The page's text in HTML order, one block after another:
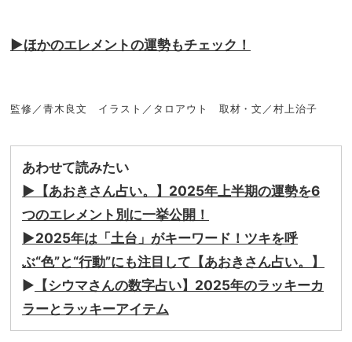
▶︎ほかのエレメントの運勢もチェック！
監修／青木良文 イラスト／タロアウト 取材・文／村上治子
あわせて読みたい
▶︎【あおきさん占い。】2025年上半期の運勢を6
つのエレメント別に一挙公開！
▶︎2025年は「土台」がキーワード！ツキを呼
ぶ“色”と“行動”にも注目して【あおきさん占い。】
▶︎ 【シウマさんの数字占い】2025年のラッキーカ
ラーとラッキーアイテム